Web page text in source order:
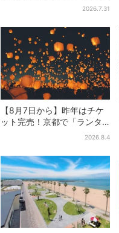
喜がアンバサダーに…グルー
2026.7.31
【8月7日から】昨年はチケ
ット完売！京都で「ランタ
ンフェス」、最大3500の光
2026.8.4